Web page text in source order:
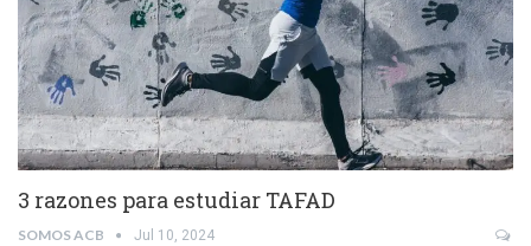
3 razones para estudiar TAFAD
SOMOS ACB Jul 10, 2024